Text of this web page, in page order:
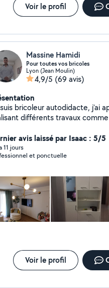
Voir le profil
Massine Hamidi
Pour toutes vos bricoles
Lyon (Jean Moulin)
4,9/5 (69 avis)
bricoleur autodidacte, j'ai
différents travaux
sérieux, débrouillard et
avis laissé par Isaac : 5/5
11 jours
et ponctuelle
Voir le profil